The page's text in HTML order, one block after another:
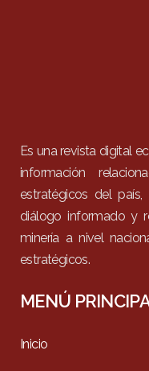
Es una revista digital
información
estratégicos del
diálogo informado y
minería a nivel
estratégicos.
MENÚ
Inicio